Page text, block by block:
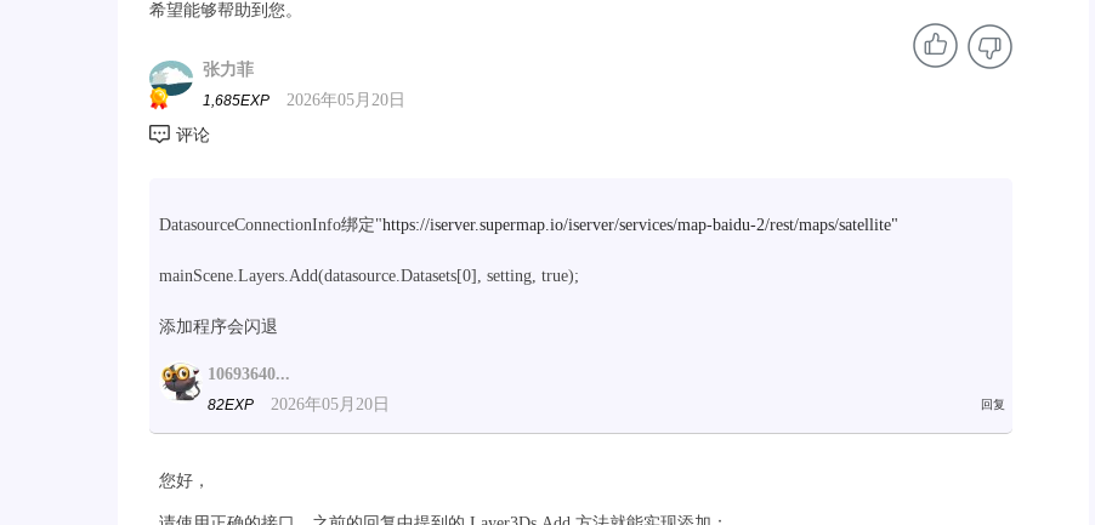
希望能够帮助到您。
张力菲
1,685EXP 2026年05月20日
DatasourceConnectionInfo绑定"https://iserver.supermap.io/iserver/services/map-baidu-2/rest/maps/satellite"
mainScene.Layers.Add(datasource.Datasets[0], setting, true);
添加程序会闪退
10693640...
82EXP 2026年05月20日
您好，